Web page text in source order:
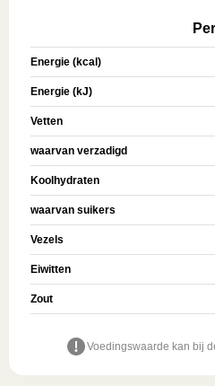
Energie (kcal)
Energie (kJ)
Vetten
waarvan verzadigd
Koolhydraten
waarvan suikers
Vezels
Eiwitten
Zout
Voedingswaarde kan bij